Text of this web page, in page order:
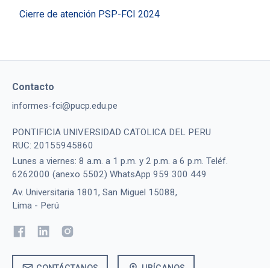
Cierre de atención PSP-FCI 2024
Contacto
informes-fci@pucp.edu.pe
PONTIFICIA UNIVERSIDAD CATOLICA DEL PERU
RUC: 20155945860
Lunes a viernes: 8 a.m. a 1 p.m. y 2 p.m. a 6 p.m. Teléf.
6262000 (anexo 5502) WhatsApp 959 300 449
Av. Universitaria 1801, San Miguel 15088,
Lima - Perú